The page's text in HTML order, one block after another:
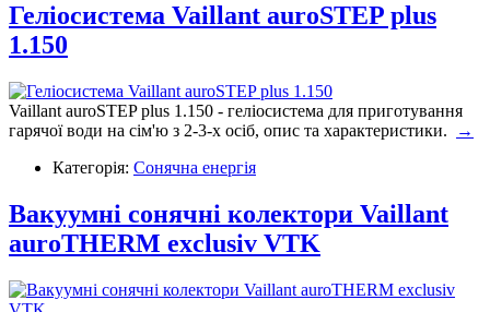
Геліосистема Vaillant auroSTEP plus
1.150
Vaillant auroSTEP plus 1.150 - геліосистема для приготування
гарячої води на сім'ю з 2-3-х осіб, опис та характеристики.
→
Категорія: Сонячна енергія
Вакуумні сонячні колектори Vaillant
auroTHERM exclusiv VTK